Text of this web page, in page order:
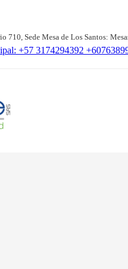
710, Sede Mesa de Los Santos:
+57 3174294392